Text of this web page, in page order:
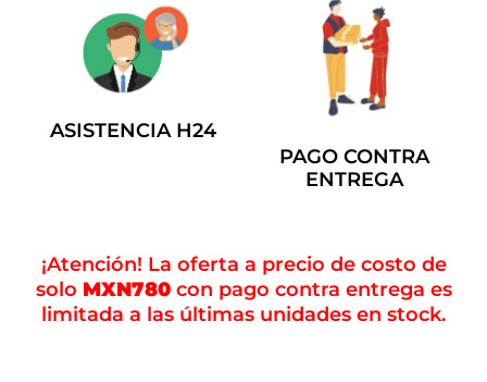
ASISTENCIA H24
PAGO CONTRA
ENTREGA
¡Atención! La oferta a precio de costo de
solo MXN780con pago contra entrega es
limitada a las últimas unidades en stock.